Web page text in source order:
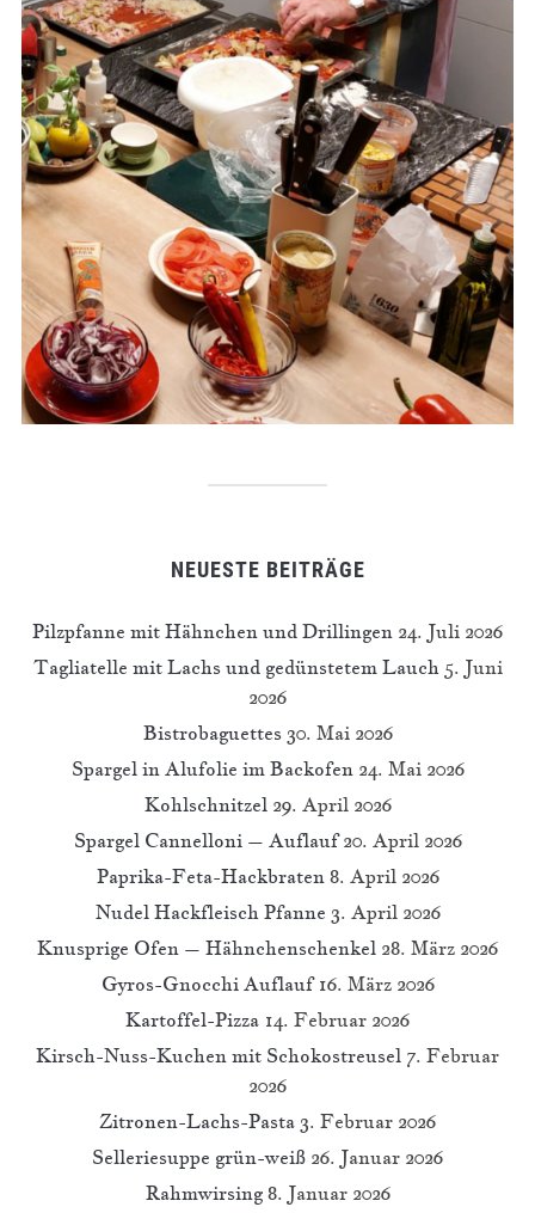
NEUESTE BEITRÄGE
Pilzpfanne mit Hähnchen und Drillingen 24. Juli 2026
Tagliatelle mit Lachs und gedünstetem Lauch 5. Juni
2026
Bistrobaguettes 30. Mai 2026
Spargel in Alufolie im Backofen 24. Mai 2026
Kohlschnitzel 29. April 2026
Spargel Cannelloni – Auflauf 20. April 2026
Paprika-Feta-Hackbraten 8. April 2026
Nudel Hackfleisch Pfanne 3. April 2026
Knusprige Ofen – Hähnchenschenkel 28. März 2026
Gyros-Gnocchi Auflauf 16. März 2026
Kartoffel-Pizza 14. Februar 2026
Kirsch-Nuss-Kuchen mit Schokostreusel 7. Februar
2026
Zitronen-Lachs-Pasta 3. Februar 2026
Selleriesuppe grün-weiß 26. Januar 2026
Rahmwirsing 8. Januar 2026